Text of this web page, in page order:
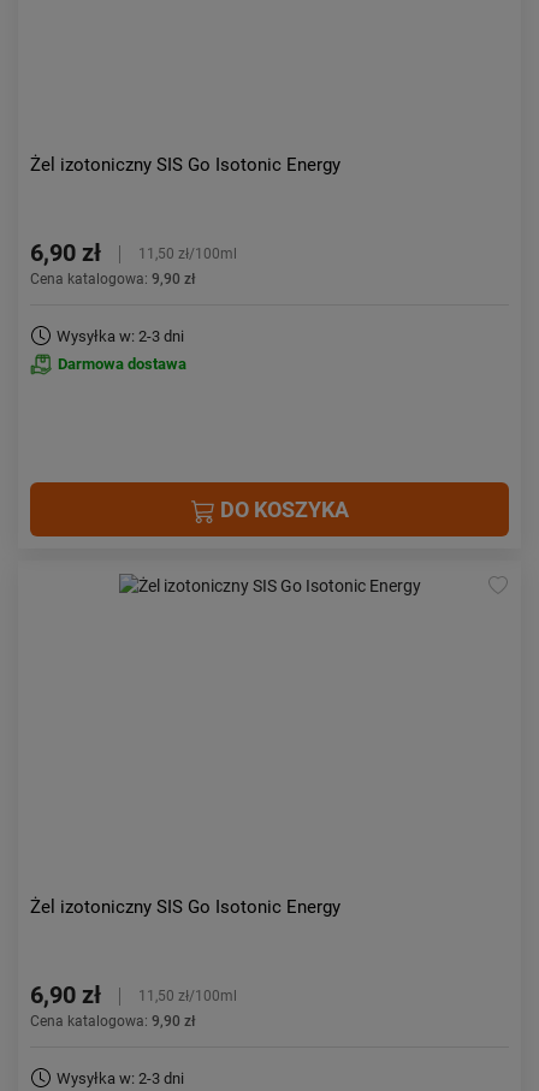
Żel izotoniczny SIS Go Isotonic Energy
6,90 zł
11,50 zł/100ml
Cena katalogowa: 9,90 zł
Wysyłka w: 2-3 dni
Darmowa dostawa
DO KOSZYKA
Żel izotoniczny SIS Go Isotonic Energy
6,90 zł
11,50 zł/100ml
Cena katalogowa: 9,90 zł
Wysyłka w: 2-3 dni